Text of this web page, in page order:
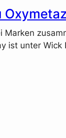
Marken
ist unter Wick